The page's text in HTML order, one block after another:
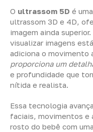
O ultrassom 5D é
ultrassom 3D e 4D,
imagem ainda
visualizar imagens
adiciona o movimento
proporciona um
e profundidade que
nítida e realista.
Essa tecnologia
faciais, movimentos e
rosto do bebê com